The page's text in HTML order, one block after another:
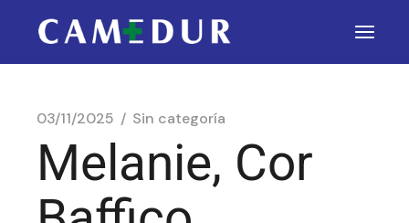
03/11/2025 Sin categoría
Melanie, Cor